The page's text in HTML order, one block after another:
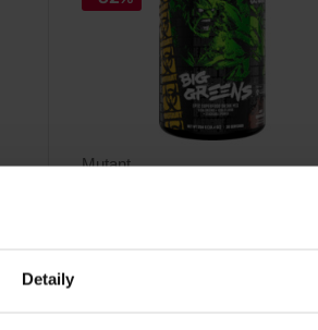
Detaily
Mutant
445Kč